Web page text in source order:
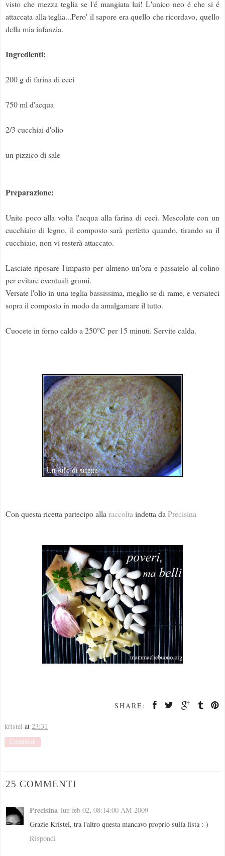
visto che mezza teglia se l'é mangiata lui! L'unico neo é che si é
attaccata alla teglia...Pero' il sapore era quello che ricordavo, quello
della mia infanzia.
Ingredienti:
200 g di farina di ceci
750 ml d'acqua
2/3 cucchiai d'olio
un pizzico di sale
Preparazione:
Unite poco alla volta l'acqua alla farina di ceci. Mescolate con un
cucchiaio di legno, il composto sarà perfetto quando, tirando su il
cucchiaio, non vi resterà attaccato.
Lasciate riposare l'impasto per almeno un'ora e passatelo al colino
per evitare eventuali grumi.
Versate l'olio in una teglia bassissima, meglio se di rame, e versateci
sopra il composto in modo da amalgamare il tutto.
Cuocete in forno caldo a 250°C per 15 minuti. Servite calda.
Con questa ricetta partecipo allaraccoltaindetta daPrecisina
SHARE:
kristel at 23:31
Condividi
25 COMMENTI
Precisina lun feb 02, 08:14:00 AM 2009
Grazie Kristel, tra l'altro questa mancavo proprio sulla lista :-)
Rispondi